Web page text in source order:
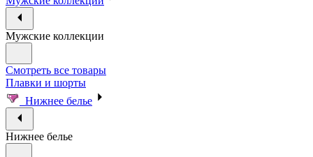
Мужские коллекции
Смотреть все товары
Плавки и шорты
Нижнее белье
Нижнее белье